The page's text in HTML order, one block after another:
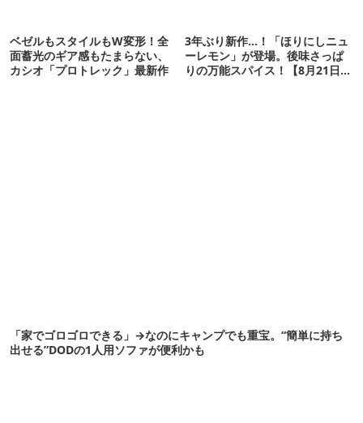
ベゼルもスタイルもW変形！全
面蓄光のギア感もたまらない、
カシオ「プロトレック」最新作
3年ぶり新作…！「ほりにしニュ
ーレモン」が登場。後味さっぱ
りの万能スパイス！【8月21日発
「家でゴロゴロできる」→なのにキャンプでも重宝。“簡単に持ち
出せる”DODの1人用ソファが便利かも